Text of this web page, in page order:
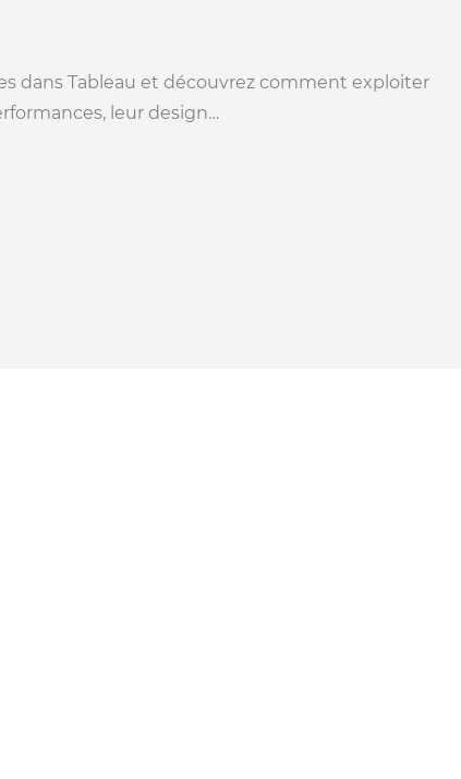
dans Tableau et découvrez comment exploiter
leur design…